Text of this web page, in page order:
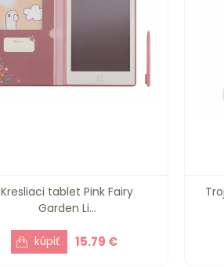
Kresliaci tablet Pink Fairy
Garden Li...
15.79 €